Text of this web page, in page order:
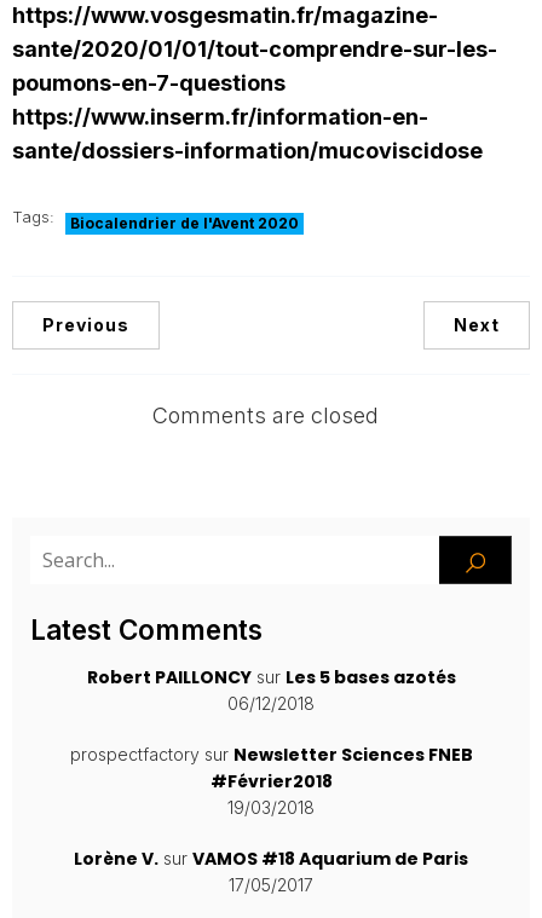
https://www.vosgesmatin.fr/magazine-
sante/2020/01/01/tout-comprendre-sur-les-
poumons-en-7-questions
https://www.inserm.fr/information-en-
sante/dossiers-information/mucoviscidose
Tags: Biocalendrier de l'Avent 2020
Previous Next
Comments are closed
Latest Comments
Robert PAILLONCYsur Les 5 bases azotés
06/12/2018
prospectfactorysur Newsletter Sciences FNEB
#Février2018
19/03/2018
Lorène V. sur VAMOS #18 Aquarium de Paris
17/05/2017